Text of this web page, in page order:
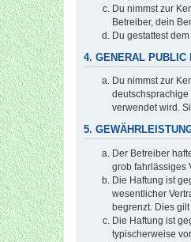
Du nimmst zur
Betreiber, dein
Du gestattest
4. GENERAL PUBLIC
Du nimmst zur
deutschsprachige
verwendet wird.
5.
Der Betreiber
grob fahrlässiges
Die Haftung ist
wesentlicher
begrenzt. Dies
Die Haftung ist
typischerweise